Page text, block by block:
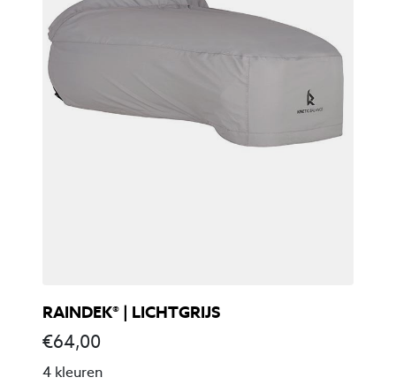
RAINDEK® | LICHTGRIJS
€64,00
4 kleuren